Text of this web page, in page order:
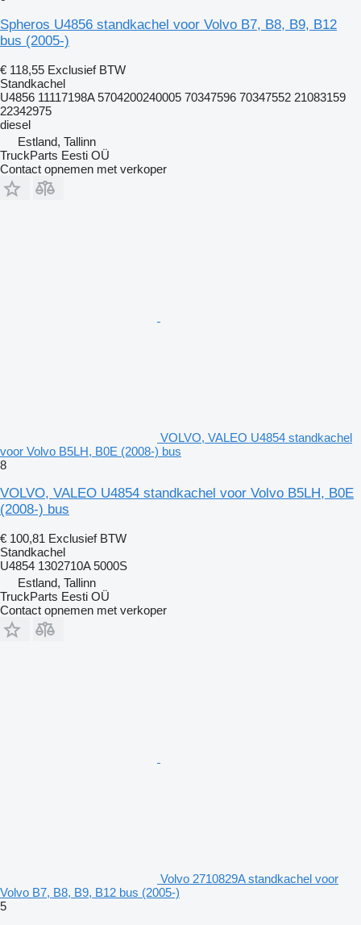
Spheros U4856 standkachel voor Volvo B7, B8, B9, B12
bus (2005-)
€ 118,55 Exclusief BTW
Standkachel
U4856 11117198A 5704200240005 70347596 70347552 21083159
22342975
diesel
Estland, Tallinn
TruckParts Eesti OÜ
Contact opnemen met verkoper
VOLVO, VALEO U4854 standkachel
voor Volvo B5LH, B0E (2008-) bus
8
VOLVO, VALEO U4854 standkachel voor Volvo B5LH, B0E
(2008-) bus
€ 100,81 Exclusief BTW
Standkachel
U4854 1302710A 5000S
Estland, Tallinn
TruckParts Eesti OÜ
Contact opnemen met verkoper
Volvo 2710829A standkachel voor
Volvo B7, B8, B9, B12 bus (2005-)
5